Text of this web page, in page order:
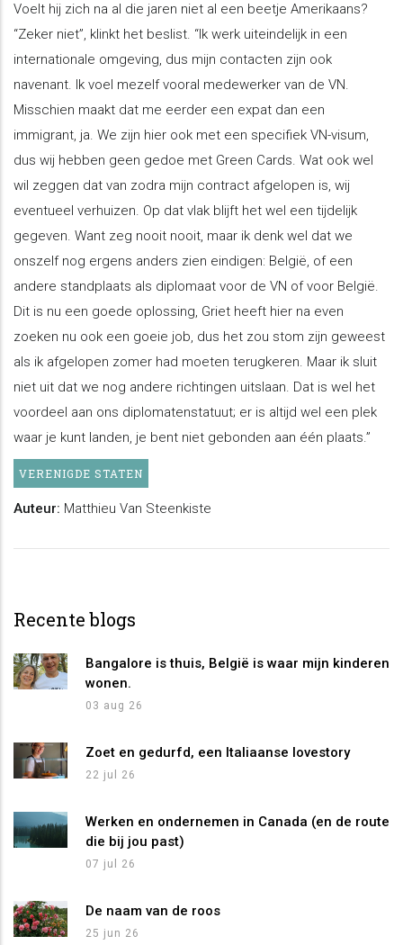
Voelt hij zich na al die jaren niet al een beetje Amerikaans?
“Zeker niet”, klinkt het beslist. “Ik werk uiteindelijk in een
internationale omgeving, dus mijn contacten zijn ook
navenant. Ik voel mezelf vooral medewerker van de VN.
Misschien maakt dat me eerder een expat dan een
immigrant, ja. We zijn hier ook met een specifiek VN-visum,
dus wij hebben geen gedoe met Green Cards. Wat ook wel
wil zeggen dat van zodra mijn contract afgelopen is, wij
eventueel verhuizen. Op dat vlak blijft het wel een tijdelijk
gegeven. Want zeg nooit nooit, maar ik denk wel dat we
onszelf nog ergens anders zien eindigen: België, of een
andere standplaats als diplomaat voor de VN of voor België.
Dit is nu een goede oplossing, Griet heeft hier na even
zoeken nu ook een goeie job, dus het zou stom zijn geweest
als ik afgelopen zomer had moeten terugkeren. Maar ik sluit
niet uit dat we nog andere richtingen uitslaan. Dat is wel het
voordeel aan ons diplomatenstatuut; er is altijd wel een plek
waar je kunt landen, je bent niet gebonden aan één plaats.”
VERENIGDE STATEN
Auteur: Matthieu Van Steenkiste
Recente blogs
Bangalore is thuis, België is waar mijn kinderen
wonen.
03 aug 26
Zoet en gedurfd, een Italiaanse lovestory
22 jul 26
Werken en ondernemen in Canada (en de route
die bij jou past)
07 jul 26
De naam van de roos
25 jun 26